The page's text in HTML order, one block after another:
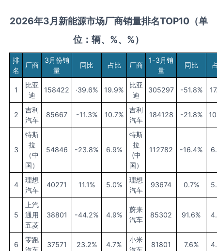
2026年3月新能源市场厂商销量排名TOP10（单
位：辆、 %、%）
排
名
厂商
3月份销
量
同比 占比 厂商
1-3月销
量
同比
1
比亚
迪
158422 ·39.6% 19.9%
比亚
迪
305297 -51.8%
2
吉利
汽车
85667 -11.3% 10.7%
吉利
汽车
184128 -21.8%
3
特斯
拉
（中
国）
54846 -23.8% 6.9%
特斯
拉
(中
国）
112782 -16.4%
4
理想
汽车
40271 11.1% 5.0%
理想
汽车
93674 0.7%
5
上汽
通用
五菱
38801 -44.2% 4.9%
蔚来
汽车
85302 91.6%
6
零跑
37571 23.2% 4.7%
小米
81801 7.6%